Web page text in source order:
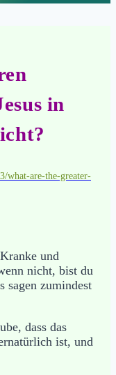
in
what-are-the-greater-
und
nicht, bist du
zumindest
dass das
ist, und